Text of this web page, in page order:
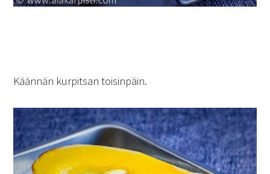
Käännän kurpitsan toisinpäin.